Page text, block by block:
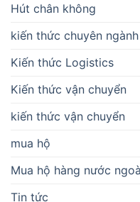
Hút chân không
kiến thức chuyên ngành
Kiến thức Logistics
Kiến thức vận chuyển
kiến thức vận chuyển
mua hộ
Mua hộ hàng nước
Tin tức